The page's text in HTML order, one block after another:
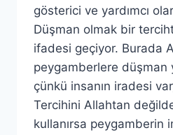
gösterici ve yardımcı
Düşman olmak bir
ifadesi geçiyor. Burada
peygamberlere düşman
çünkü insanın iradesi
Tercihini Allahtan
kullanırsa peygamberin